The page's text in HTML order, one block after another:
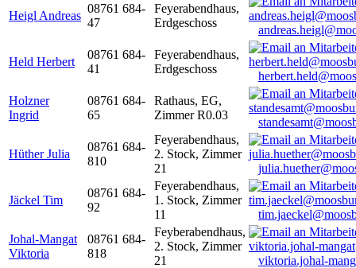
Heigl Andreas
08761 684-
47
Feyerabendhaus,
Erdgeschoss
Held Herbert
08761 684-
41
Feyerabendhaus,
Erdgeschoss
Holzner
Ingrid
08761 684-
65
Rathaus, EG,
Zimmer R0.03
Hüther Julia
08761 684-
810
Feyerabendhaus,
2. Stock, Zimmer
21
Jäckel Tim
08761 684-
92
Feyerabendhaus,
1. Stock, Zimmer
11
Johal-Mangat
Viktoria
08761 684-
818
Feyberabendhaus,
2. Stock, Zimmer
21
viktoria.johal-